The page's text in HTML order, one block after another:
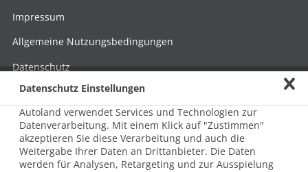
© 2026 AUTOLAND 24 SE & Co. Betriebs KG
Impressum
Allgemeine Nutzungsbedingungen
Datenschutz
Hinweisgebersystem nach HinSchG
Beschwerde nach LkSG
Grundsatzerklärung zum LkSG
Datenschutz Einstellungen
Autoland verwendet Services und Technologien zur
Datenverarbeitung. Mit einem Klick auf "Zustimmen"
akzeptieren Sie diese Verarbeitung und auch die
Weitergabe Ihrer Daten an Drittanbieter. Die Daten
werden für Analysen, Retargeting und zur Ausspielung